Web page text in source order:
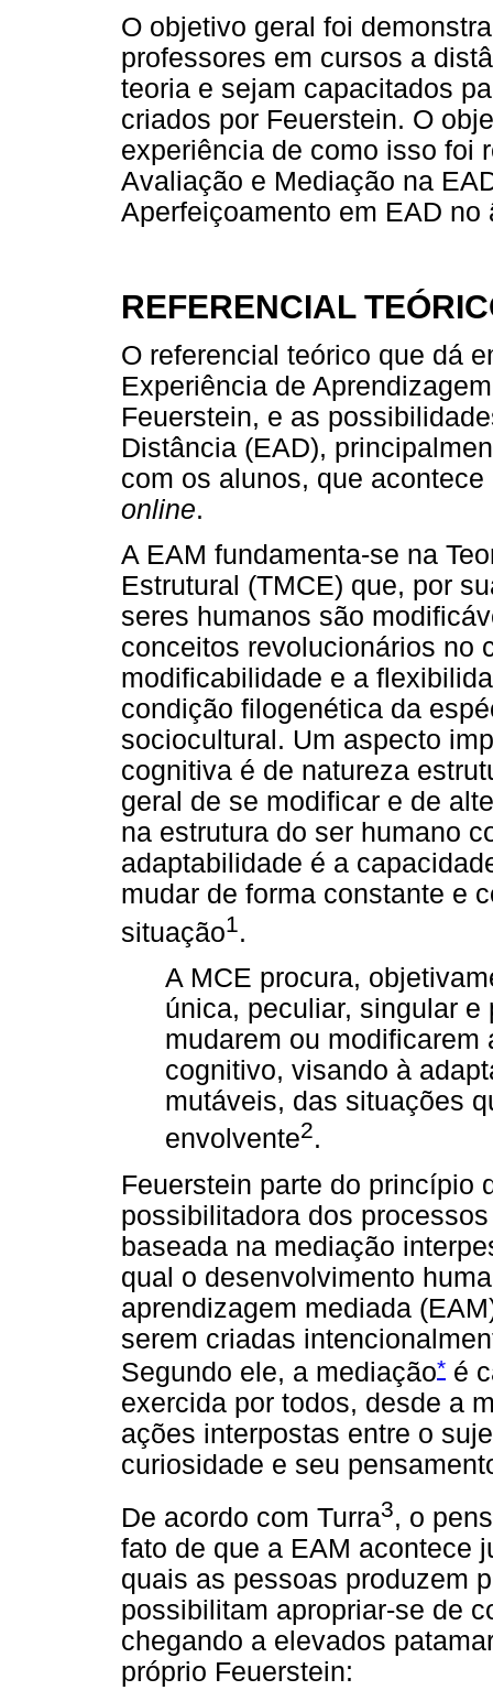
O objetivo geral foi
professores em cursos a
teoria e sejam capacitados
criados por Feuerstein. O
experiência de como isso foi
Avaliação e Mediação na
Aperfeiçoamento em EAD
REFERENCIAL
O referencial teórico que dá
Experiência de
Feuerstein, e as
Distância (EAD),
com os alunos, que
online.
A EAM fundamenta-se na
Estrutural (TMCE) que, por
seres humanos são
conceitos revolucionários no
modificabilidade e a
condição filogenética da
sociocultural. Um aspecto
cognitiva é de natureza
geral de se modificar e de
na estrutura do ser humano
adaptabilidade é a
mudar de forma constante e
situação1 .
A MCE procura,
única, peculiar, singular
mudarem ou
cognitivo, visando à
mutáveis, das situações
envolvente2.
Feuerstein parte do princípio
possibilitadora dos
baseada na mediação
qual o desenvolvimento
aprendizagem mediada
serem criadas
Segundo ele, a mediação* é
exercida por todos, desde a
ações interpostas entre o
curiosidade e seu
De acordo com Turra3, o
fato de que a EAM acontece
quais as pessoas produzem
possibilitam apropriar-se de
chegando a elevados
próprio Feuerstein: